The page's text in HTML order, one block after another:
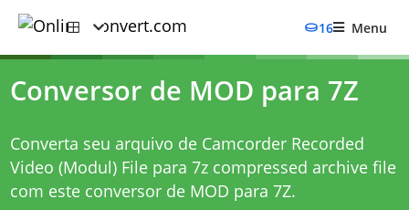
16 Menu
Conversor de MOD para 7Z
Converta seu arquivo de Camcorder Recorded
Video (Modul) File para 7z compressed archive file
com este conversor de MOD para 7Z.